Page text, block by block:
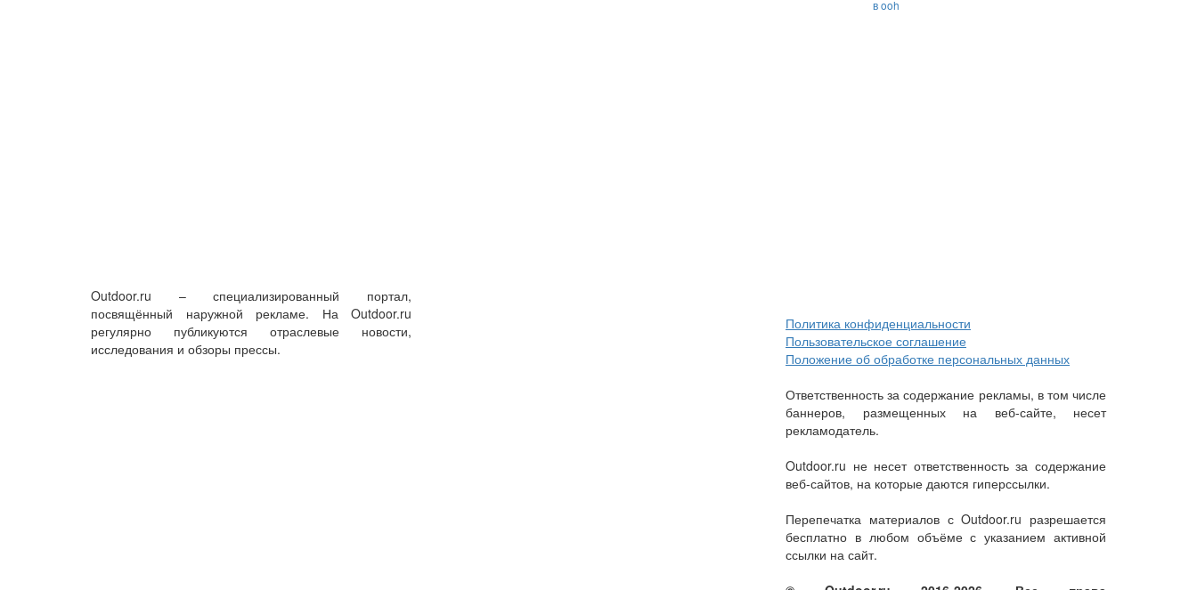
в ooh
Outdoor.ru – специализированный портал,
посвящённый наружной рекламе. На Outdoor.ru
регулярно публикуются отраслевые новости,
исследования и обзоры прессы.
Политика конфиденциальности
Пользовательское соглашение
Положение об обработке персональных данных
Ответственность за содержание рекламы, в том числе
баннеров, размещенных на веб-сайте, несет
рекламодатель.
Outdoor.ru не несет ответственность за содержание
веб-сайтов, на которые даются гиперссылки.
Перепечатка материалов с Outdoor.ru разрешается
бесплатно в любом объёме с указанием активной
ссылки на сайт.